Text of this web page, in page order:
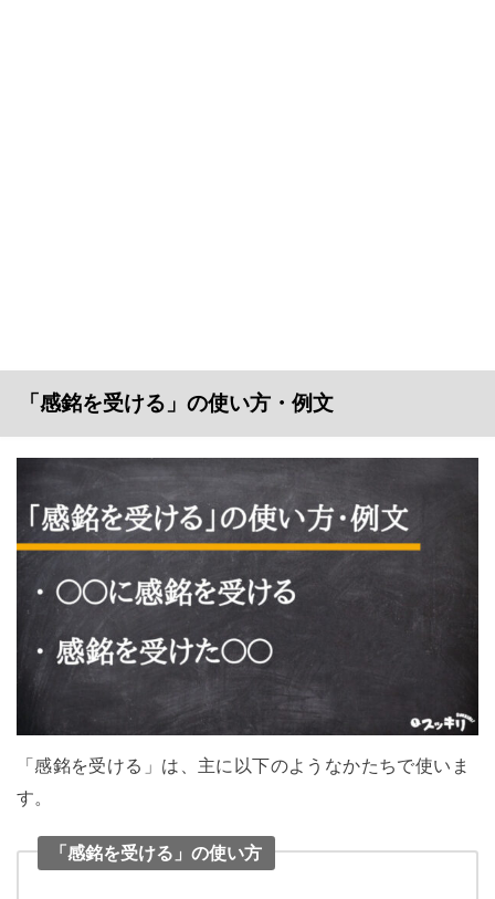
「感銘を受ける」の使い方・例文
「感銘を受ける」は、主に以下のようなかたちで使いま
す。
「感銘を受ける」の使い方